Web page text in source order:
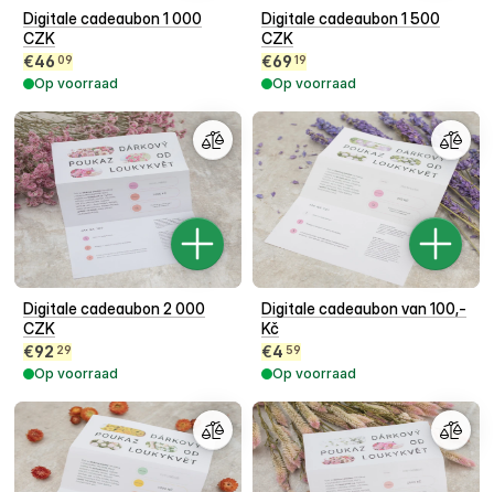
Digitale cadeaubon 1 000
CZK
€46 09
Op voorraad
Digitale cadeaubon 1 500
CZK
€69 19
Op voorraad
Digitale cadeaubon 2 000
CZK
€92 29
Op voorraad
Digitale cadeaubon van 100,-
Kč
€4 59
Op voorraad